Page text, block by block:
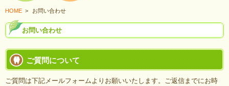
HOME > お問い合わせ
お問い合わせ
ご質問について
ご質問は下記メールフォームよりお願いいたします。ご返信までにお時